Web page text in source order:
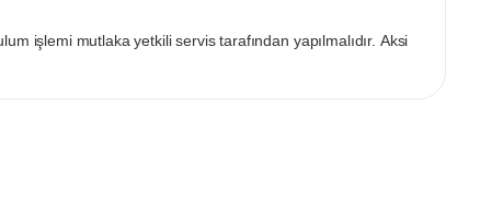
işlemi mutlaka yetkili servis tarafından yapılmalıdır. Aksi